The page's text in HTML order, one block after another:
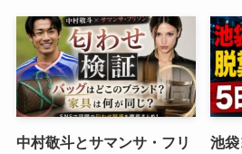
中村敬斗とサマンサ・フリ
池